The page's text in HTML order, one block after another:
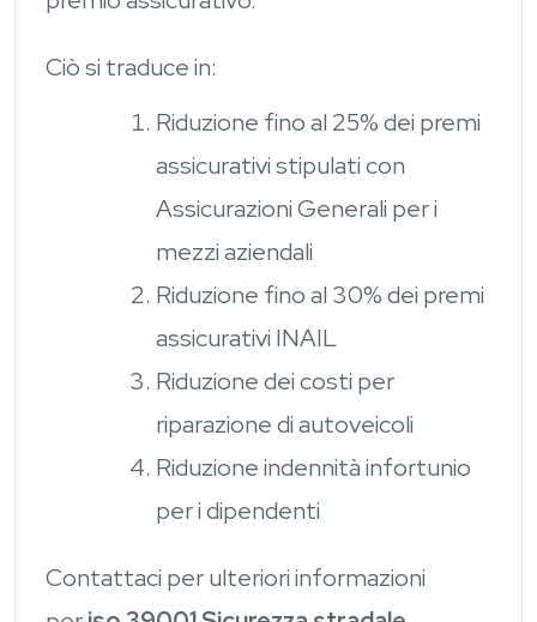
Ciò si traduce in:
Riduzione fino al 25% dei premi
assicurativi stipulati con
Assicurazioni Generali per i
mezzi aziendali
Riduzione fino al 30% dei premi
assicurativi INAIL
Riduzione dei costi per
riparazione di autoveicoli
Riduzione indennità infortunio
per i dipendenti
Contattaci per ulteriori informazioni